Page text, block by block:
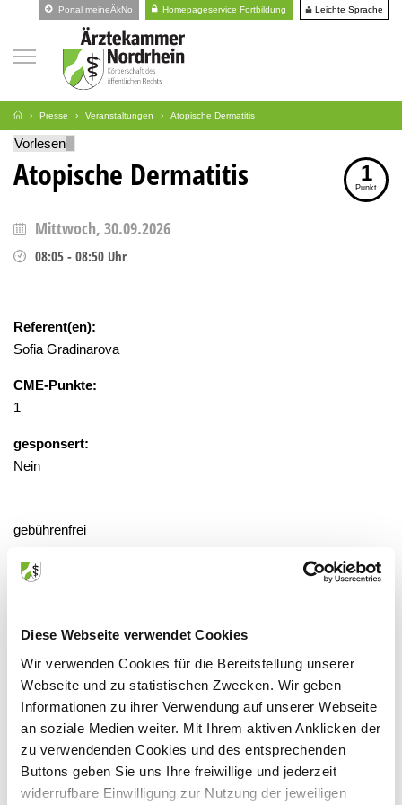
Diese Webseite verwendet Cookies
Wir verwenden Cookies für die Bereitstellung unserer
Webseite und zu statistischen Zwecken. Wir geben
Informationen zu ihrer Verwendung auf unserer Webseite
an soziale Medien weiter. Mit Ihrem aktiven Anklicken der
zu verwendenden Cookies und des entsprechenden
Buttons geben Sie uns Ihre freiwillige und jederzeit
widerrufbare Einwilligung zur Nutzung der jeweiligen
Portal meineÄkNo Homepageservice Fortbildung Leichte Sprache
Presse Veranstaltungen Atopische Dermatitis
Vorlesen
Atopische Dermatitis 1
Punkt
Mittwoch, 30.09.2026
08:05 - 08:50 Uhr
Referent(en):
Sofia Gradinarova
CME-Punkte:
1
gesponsert:
Nein
gebührenfrei
Veranstaltungsort:
Anbieter:
Evangelisches Krankenhaus
Ansprechpartner: